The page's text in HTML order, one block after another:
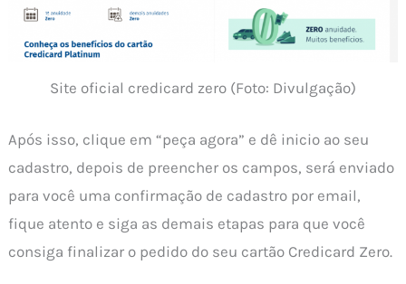
Site oficial credicard zero (Foto: Divulgação)
Após isso, clique em “peça agora” e dê inicio ao seu
cadastro, depois de preencher os campos, será enviado
para você uma confirmação de cadastro por email,
fique atento e siga as demais etapas para que você
consiga finalizar o pedido do seu cartão Credicard Zero.